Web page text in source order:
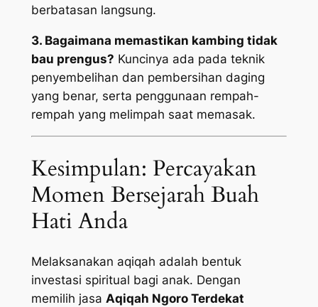
berbatasan langsung.
3. Bagaimana memastikan kambing tidak
bau prengus? Kuncinya ada pada teknik
penyembelihan dan pembersihan daging
yang benar, serta penggunaan rempah-
rempah yang melimpah saat memasak.
Kesimpulan: Percayakan
Momen Bersejarah Buah
Hati Anda
Melaksanakan aqiqah adalah bentuk
investasi spiritual bagi anak. Dengan
memilih jasa Aqiqah Ngoro Terdekat